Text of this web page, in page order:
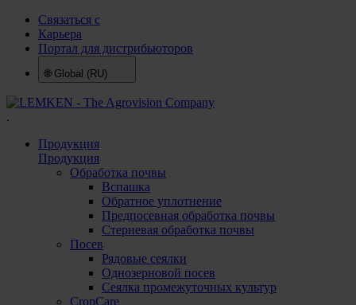
Связаться с
Карьера
Портал для дистрибьюторов
🌐 Global (RU)
.
Продукция
Продукция
Обработка почвы
Вспашка
Обратное уплотнение
Предпосевная обработка почвы
Стерневая обработка почвы
Посев
Рядовые сеялки
Однозерновой посев
Сеялка промежуточных культур
CropCare